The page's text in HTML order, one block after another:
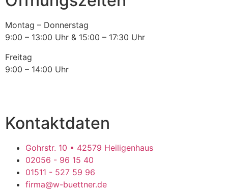
Montag – Donnerstag
9:00 – 13:00 Uhr & 15:00 – 17:30 Uhr
Freitag
9:00 – 14:00 Uhr
Kontaktdaten
Gohrstr. 10 • 42579 Heiligenhaus
02056 - 96 15 40
01511 - 527 59 96
firma@w-buettner.de